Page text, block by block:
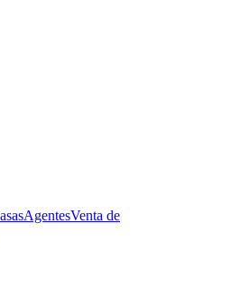
AgentesVenta de